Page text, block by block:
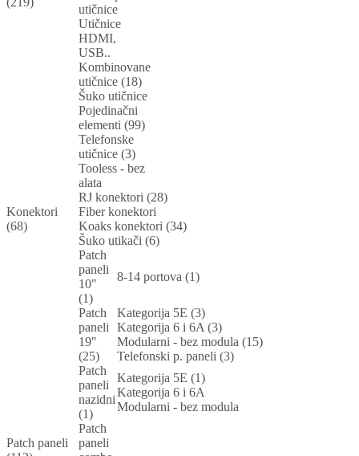
utičnice
Utičnice
HDMI,
USB..
Kombinovane
utičnice (18)
Šuko utičnice
Pojedinačni
elementi (99)
Telefonske
utičnice (3)
Tooless - bez
alata
Konektori
(68)
RJ konektori (28)
Fiber konektori
Koaks konektori (34)
Šuko utikači (6)
Patch paneli
Patch
paneli
10"
(1)
8-14 portova (1)
Patch
paneli
19"
(25)
Kategorija 5E (3)
Kategorija 6 i 6A (3)
Modularni - bez modula (15)
Telefonski p. paneli (3)
Patch
paneli
nazidni
(1)
Kategorija 5E (1)
Kategorija 6 i 6A
Modularni - bez modula
Patch
paneli